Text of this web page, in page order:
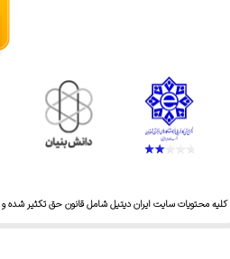
محتویات سایت ایران دیتیل شامل قانون حق تکثیر شده